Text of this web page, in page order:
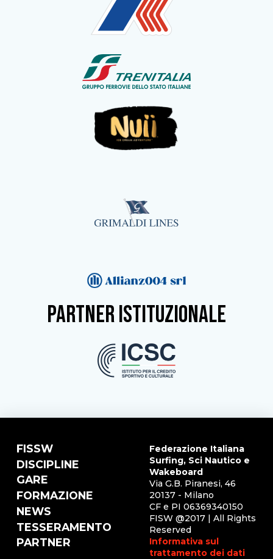
partner istituzionale
FISSW
DISCIPLINE
GARE
FORMAZIONE
NEWS
TESSERAMENTO
PARTNER
Federazione Italiana
Surfing, Sci Nautico e
Wakeboard
Via G.B. Piranesi, 46
20137 - Milano
CF e PI 06369340150
FISW @2017 | All Rights
Reserved
Informativa sul
trattamento dei dati